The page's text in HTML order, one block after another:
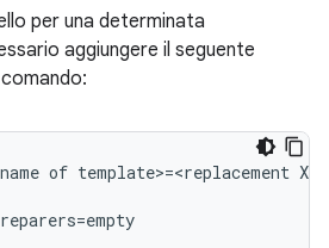
per una determinata
aggiungere il seguente
of template>=<replacement